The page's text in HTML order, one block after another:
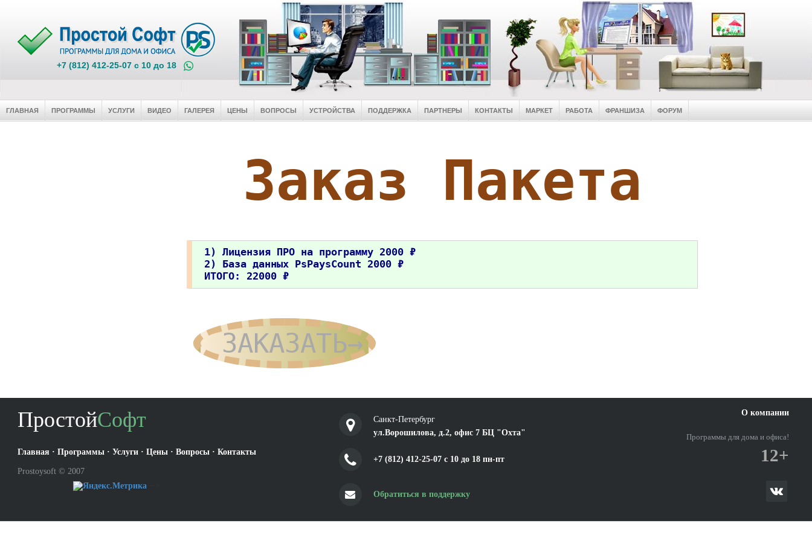
+7 (812) 412-25-07 c 10 до 18
ГЛАВНАЯ ПРОГРАММЫ УСЛУГИ ВИДЕО ГАЛЕРЕЯ ЦЕНЫ ВОПРОСЫ УСТРОЙСТВА ПОДДЕРЖКА ПАРТНЕРЫ КОНТАКТЫ МАРКЕТ РАБОТА ФРАНШИЗА ФОРУМ
Заказ Пакета
1) Лицензия ПРО на программу 2000 ₽
2) База данных PsPaysCount 2000 ₽
ИТОГО: 22000 ₽
ЗАКАЗАТЬ→
ПростойСофт
Главная · Программы · Услуги · Цены · Вопросы · Контакты
Prostoysoft © 2007
Санкт-Петербург
ул.Ворошилова, д.2, офис 7 БЦ "Охта"
+7 (812) 412-25-07 c 10 до 18 пн-пт
Обратиться в поддержку
О компании
Программы для дома и офиса!
12+